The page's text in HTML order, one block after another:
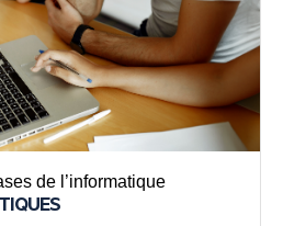
de l’informatique